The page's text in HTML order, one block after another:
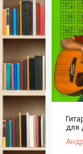
для